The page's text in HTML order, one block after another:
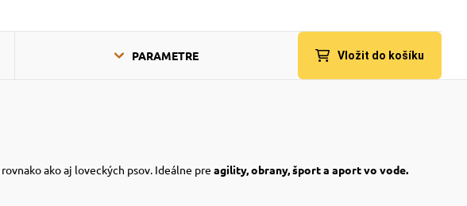
PARAMETRE Vložit do košíku
rovnako ako aj loveckých psov. Ideálne pre agility, obrany, šport a aport vo vode.